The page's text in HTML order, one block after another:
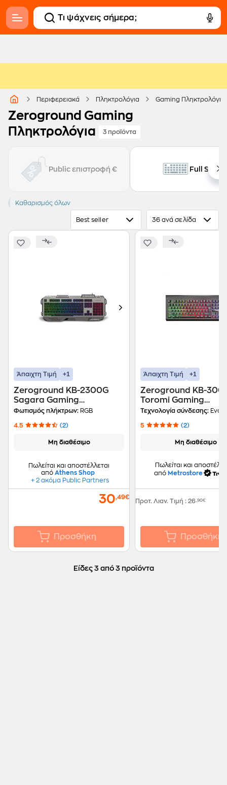
Περιφερειακά Πληκτρολόγια Gaming Πληκτρολόγια
Zeroground Gaming
Πληκτρολόγια
3 προϊόντα
Public επιστροφή € Full Size
ZEROGROUND
Καθαρισμός όλων
Best seller 36 ανά σελίδα
Άπαιχτη Τιμή +1
Zeroground KB-2300G
Sagara Gaming
Ενσύρματο Πληκτρολόγιο
Φωτισμός πλήκτρων: RGB
4.5 (2)
Μη διαθέσιμο
Πωλείται και αποστέλλεται
από Athens Shop
+ 2 ακόμα Public Partners
30,49€
Προσθήκη
Άπαιχτη Τιμή +1
Zeroground KB-
Toromi Gaming
Ενσύρματο
Τεχνολογία σύνδεσης:
5 (2)
Μη διαθέσιμο
Πωλείται και
από Metrostore
Προτ. Λιαν. Τιμή : 26,90€
Προσθήκη
Είδες 3 από 3 προϊόντα